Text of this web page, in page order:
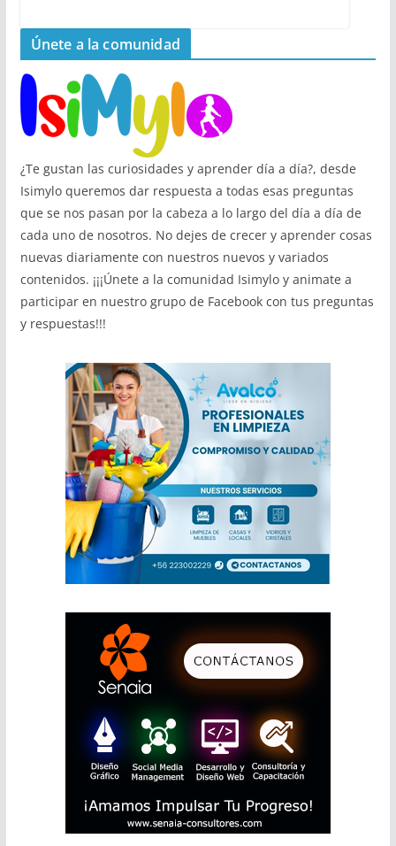
Únete a la comunidad
¿Te gustan las curiosidades y aprender día a día?, desde
Isimylo queremos dar respuesta a todas esas preguntas
que se nos pasan por la cabeza a lo largo del día a día de
cada uno de nosotros. No dejes de crecer y aprender cosas
nuevas diariamente con nuestros nuevos y variados
contenidos. ¡¡¡Únete a la comunidad Isimylo y animate a
participar en nuestro grupo de Facebook con tus preguntas
y respuestas!!!